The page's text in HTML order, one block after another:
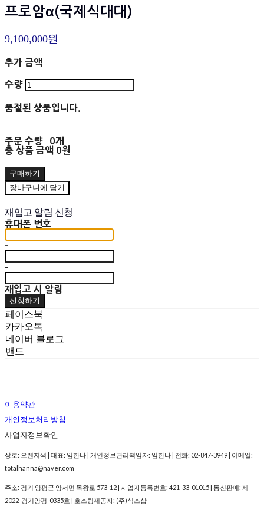
프로암α(국제식대대)
9,100,000원
추가 금액
수량
품절된 상품입니다.
주문 수량
0개
총 상품 금액 0원
구매하기
장바구니에 담기
재입고 알림 신청
휴대폰 번호
-
-
재입고 시 알림
신청하기
페이스북
카카오톡
네이버 블로그
밴드
이용약관
개인정보처리방침
사업자정보확인
상호: 오렌지색 | 대표: 임한나 | 개인정보관리책임자: 임한나 | 전화: 02-847-3949 | 이메일:
totalhanna@naver.com
주소: 경기 양평군 양서면 목왕로 573-12 | 사업자등록번호: 421-33-01015 | 통신판매: 제
2022-경기양평-0335호 | 호스팅제공자: (주)식스샵